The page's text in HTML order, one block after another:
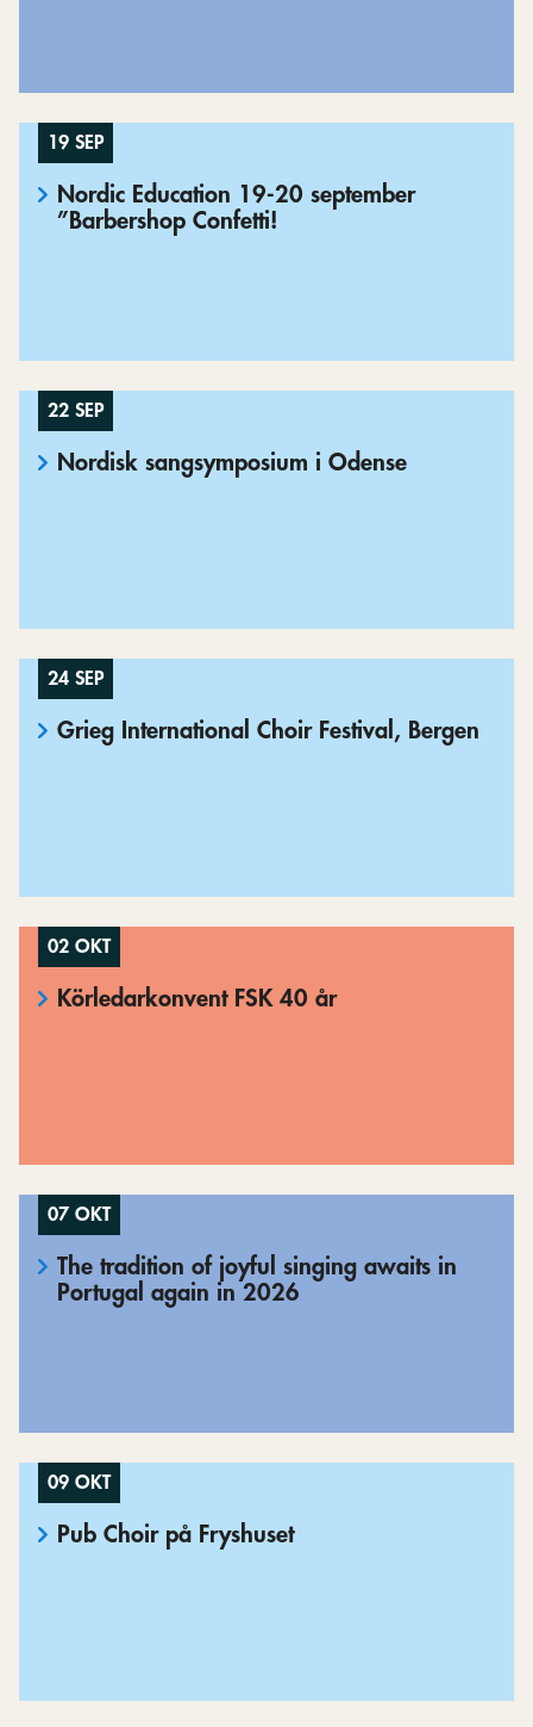
19 SEP
Nordic Education 19-20 september
”Barbershop Confetti!
22 SEP
Nordisk sangsymposium i Odense
24 SEP
Grieg International Choir Festival, Bergen
02 OKT
Körledarkonvent FSK 40 år
07 OKT
The tradition of joyful singing awaits in
Portugal again in 2026
09 OKT
Pub Choir på Fryshuset